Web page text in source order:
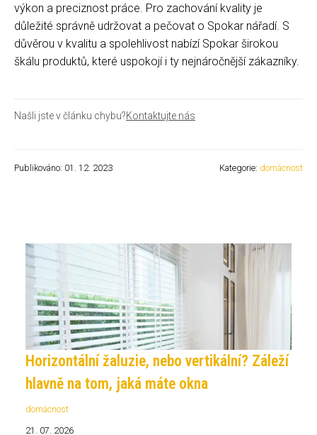
výkon a preciznost práce. Pro zachování kvality je
důležité správně udržovat a pečovat o Spokar nářadí. S
důvěrou v kvalitu a spolehlivost nabízí Spokar širokou
škálu produktů, které uspokojí i ty nejnáročnější zákazníky.
Našli jste v článku chybu?Kontaktujte nás
Publikováno: 01. 12. 2023 Kategorie: domácnost
Horizontální žaluzie, nebo vertikální? Záleží
hlavně na tom, jaká máte okna
domácnost
21. 07. 2026